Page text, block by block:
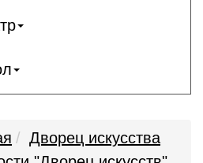
Дворец искусства